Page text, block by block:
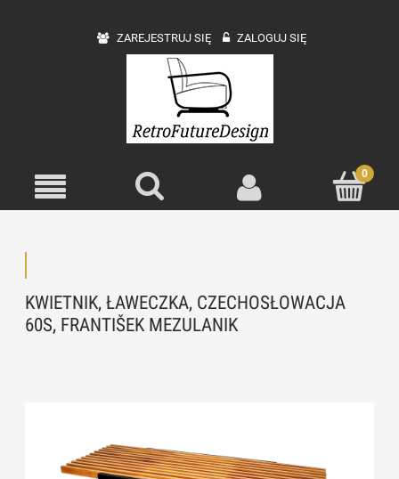
ZAREJESTRUJ SIĘ ZALOGUJ SIĘ
KWIETNIK, ŁAWECZKA, CZECHOSŁOWACJA
60S, FRANTIŠEK MEZULANIK